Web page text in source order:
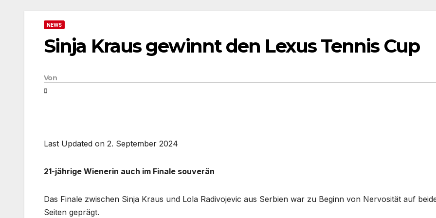
NEWS
Sinja Kraus gewinnt den Lexus Tennis Cup
Von
Last Updated on 2. September 2024
21-jährige Wienerin auch im Finale souverän
Das Finale zwischen Sinja Kraus und Lola Radivojevic aus Serbien war zu Beginn von Nervosität auf
Seiten geprägt.